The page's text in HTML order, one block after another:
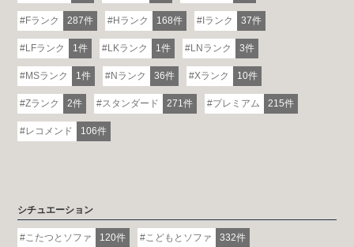
Fランク 287件 Hランク 168件 Iランク 37件
LFランク 1件 LKランク 1件 LNランク 3件
MSランク 1件 Nランク 36件 Xランク 10件
Zランク 2件 スタンダード 271件 プレミアム 215件
レコメンド 106件
シチュエーション
こたつとソファ 120件 こどもとソファ 332件